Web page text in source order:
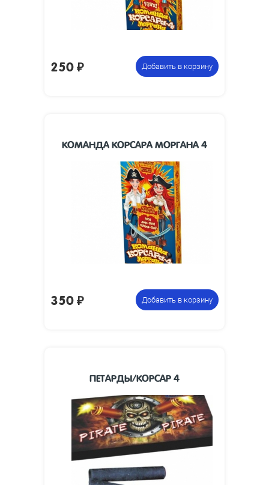
250₽ Добавить в корзину
КОМАНДА КОРСАРА МОРГАНА 4
12 коробочек по 12 петард ,
всего 144 петарды с разными
эффектами
350₽ Добавить в корзину
ПЕТАРДЫ/КОРСАР 4
Размеры изделия, мм:
60 х 10 х 10
Размеры упаковки,
145 х 70 х 12
Вес упаковки, кг:
0.07
Упаковка из 12
петард